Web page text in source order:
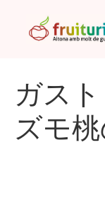
ガス
ズモ